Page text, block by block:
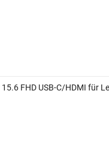
FHD USB-C/HDMI für